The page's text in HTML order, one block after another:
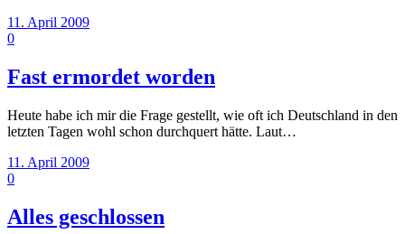
11. April 2009
0
Fast ermordet worden
Heute habe ich mir die Frage gestellt, wie oft ich Deutschland in den
letzten Tagen wohl schon durchquert hätte. Laut…
11. April 2009
0
Alles geschlossen